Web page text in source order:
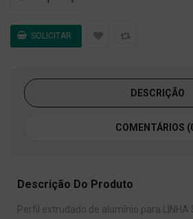
DESCRIÇÃO
COMENTÁRIOS
Descrição Do Produto
Perfil extrudado de alumínio para LINHA